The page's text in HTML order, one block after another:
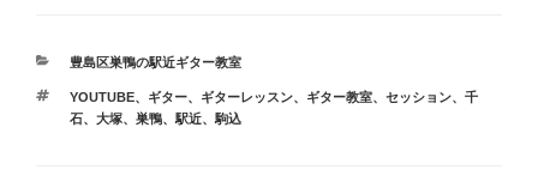
カ
ゴ
リ
豊島区巣鴨の駅近ギター教室
タ
グ
YOUTUBE、 ギター、 ギターレッスン、 ギター教室、 セッション、 千
石、 大塚、 巣鴨、 駅近、 駒込